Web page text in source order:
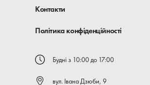
Контакти
Політика конфіденційності
Будні з 10:00 до 17:00
вул. Івана Дзюби, 9